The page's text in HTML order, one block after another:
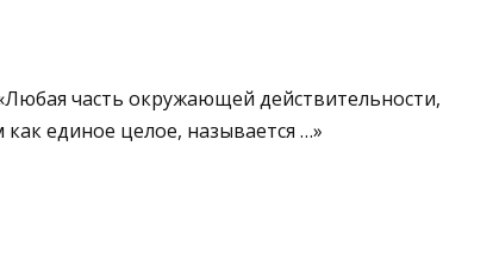
часть окружающей действительности,
единое целое, называется …»